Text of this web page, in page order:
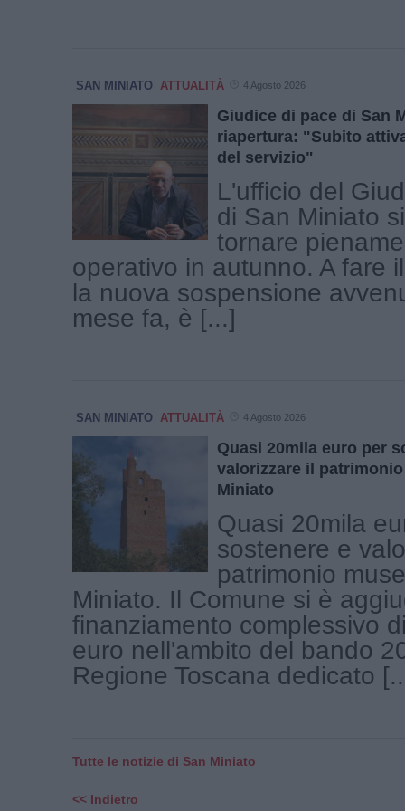
SAN MINIATO ATTUALITÀ 4 Agosto 2026
Giudice di pace di San
riapertura: "Subito
del servizio"
L'ufficio del
di San Miniato
tornare
operativo in autunno. A fare
la nuova sospensione
mese fa, è [...]
SAN MINIATO ATTUALITÀ 4 Agosto 2026
Quasi 20mila euro per
valorizzare il
Miniato
Quasi 20mila
sostenere e
patrimonio
Miniato. Il Comune si è
finanziamento complessivo
euro nell'ambito del bando
Regione Toscana dedicato
Tutte le notizie di San Miniato
<< Indietro